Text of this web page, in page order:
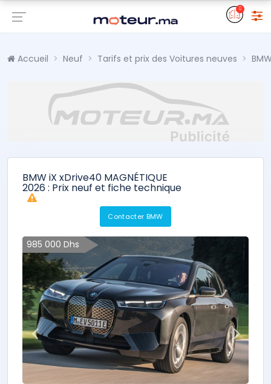
0
Accueil Neuf Tarifs et prix des Voitures neuves
BMW iX xDrive40 MAGNÉTIQUE
2026 : Prix neuf et fiche technique
Contacter BMW
985 000 Dhs